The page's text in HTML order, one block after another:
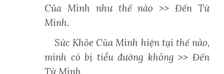
Của Mình như thế nào >> Đến Từ
Mình.
Sức Khỏe Của Mình hiện tại thế nào,
mình có bị tiểu đường không >> Đến
Từ Mình.